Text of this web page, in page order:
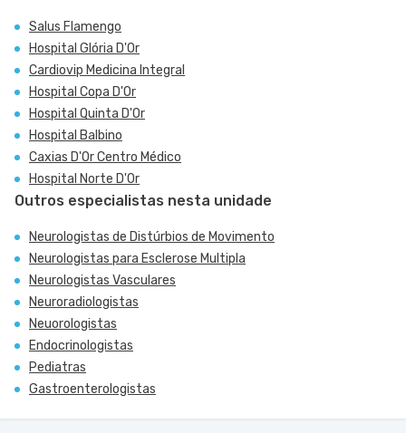
Salus Flamengo
Hospital Glória D'Or
Cardiovip Medicina Integral
Hospital Copa D'Or
Hospital Quinta D'Or
Hospital Balbino
Caxias D'Or Centro Médico
Hospital Norte D'Or
Outros especialistas nesta unidade
Neurologistas de Distúrbios de Movimento
Neurologistas para Esclerose Multipla
Neurologistas Vasculares
Neuroradiologistas
Neuorologistas
Endocrinologistas
Pediatras
Gastroenterologistas